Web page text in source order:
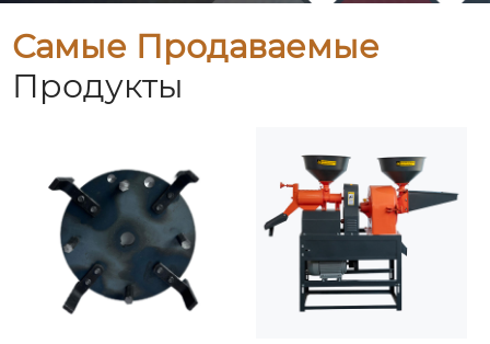
Самые Продаваемые
Продукты